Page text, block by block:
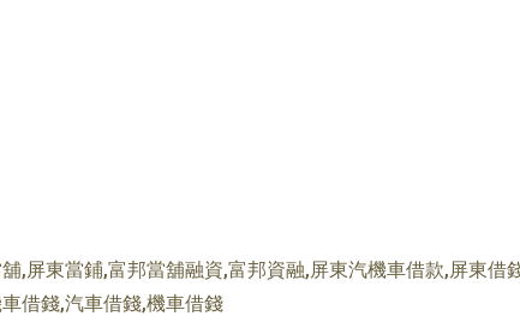
,屏東當鋪,富邦當舖融資,富邦資融,屏東汽機車借款,屏東借
借錢,汽車借錢,機車借錢